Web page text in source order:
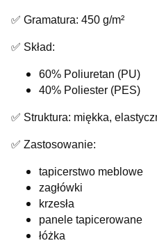
✅ Gramatura: 450 g/m²
✅ Skład:
60% Poliuretan (PU)
40% Poliester (PES)
✅ Struktura: miękka,
✅ Zastosowanie:
tapicerstwo meblowe
zagłówki
krzesła
panele tapicerowane
łóżka